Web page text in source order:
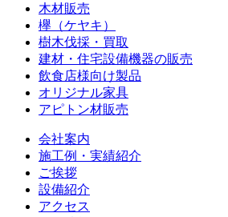
木材販売
欅（ケヤキ）
樹木伐採・買取
建材・住宅設備機器の販売
飲食店様向け製品
オリジナル家具
アピトン材販売
会社案内
施工例・実績紹介
ご挨拶
設備紹介
アクセス